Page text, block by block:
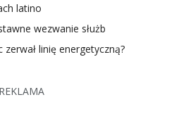
latino
wezwanie służb
linię energetyczną?
REKLAMA